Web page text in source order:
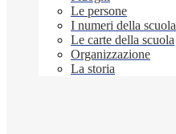
Le persone
I numeri della scuola
Le carte della scuola
Organizzazione
La storia